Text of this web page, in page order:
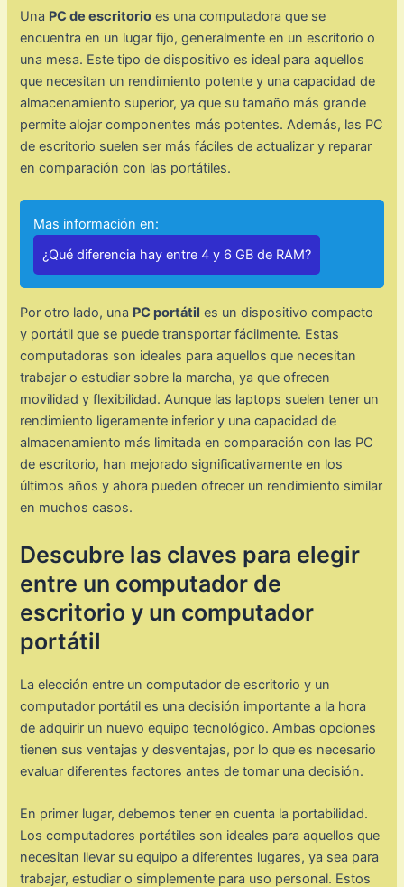
Una PC de escritorio es una computadora que se
encuentra en un lugar fijo, generalmente en un escritorio o
una mesa. Este tipo de dispositivo es ideal para aquellos
que necesitan un rendimiento potente y una capacidad de
almacenamiento superior, ya que su tamaño más grande
permite alojar componentes más potentes. Además, las PC
de escritorio suelen ser más fáciles de actualizar y reparar
en comparación con las portátiles.
Mas información en:
¿Qué diferencia hay entre 4 y 6 GB de RAM?
Por otro lado, una PC portátil es un dispositivo compacto
y portátil que se puede transportar fácilmente. Estas
computadoras son ideales para aquellos que necesitan
trabajar o estudiar sobre la marcha, ya que ofrecen
movilidad y flexibilidad. Aunque las laptops suelen tener un
rendimiento ligeramente inferior y una capacidad de
almacenamiento más limitada en comparación con las PC
de escritorio, han mejorado significativamente en los
últimos años y ahora pueden ofrecer un rendimiento similar
en muchos casos.
Descubre las claves para elegir
entre un computador de
escritorio y un computador
portátil
La elección entre un computador de escritorio y un
computador portátil es una decisión importante a la hora
de adquirir un nuevo equipo tecnológico. Ambas opciones
tienen sus ventajas y desventajas, por lo que es necesario
evaluar diferentes factores antes de tomar una decisión.
En primer lugar, debemos tener en cuenta la portabilidad.
Los computadores portátiles son ideales para aquellos que
necesitan llevar su equipo a diferentes lugares, ya sea para
trabajar, estudiar o simplemente para uso personal. Estos